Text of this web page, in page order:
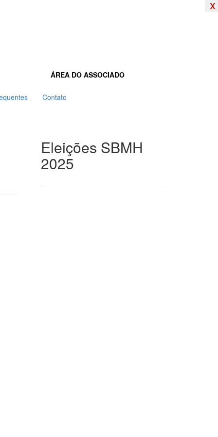
ÁREA DO ASSOCIADO
Contato
Eleições SBMH
2025
x
x